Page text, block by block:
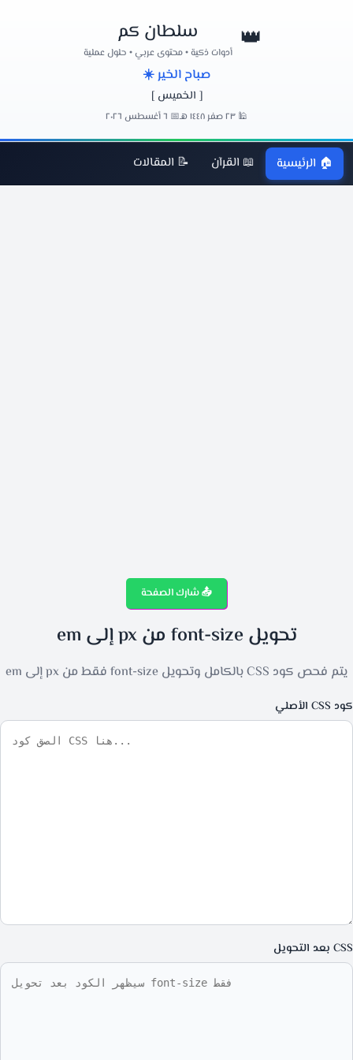
👑 سلطان كم
أدوات ذكية • محتوى عربي • حلول عملية
صباح الخير ☀️
[ الخميس ]
🕌 ٢٣ صفر ١٤٤٨ هـ 📅 ٦ أغسطس ٢٠٢٦
🏠 الرئيسية 📖 القرآن 📝 المقالات
📤 شارك الصفحة
تحويل font-size من px إلى em
يتم فحص كود CSS بالكامل وتحويل font-size فقط من px إلى em
كود CSS الأصلي
CSS بعد التحويل